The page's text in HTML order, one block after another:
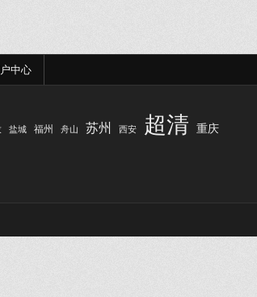
中心
盐城 福州 舟山 苏州 西安 超清 重庆